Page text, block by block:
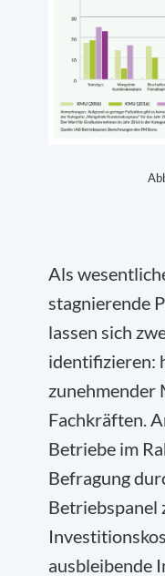
Als
stagnierende
lassen sich
identifizieren:
zunehmender
Fachkräften.
Betriebe im
Befragung
Betriebspanel
ausbleibende